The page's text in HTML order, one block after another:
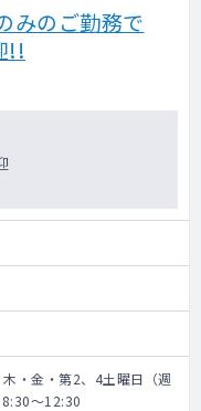
みのご勤務で
!!
・金・第2、4土曜日（週
～12:30